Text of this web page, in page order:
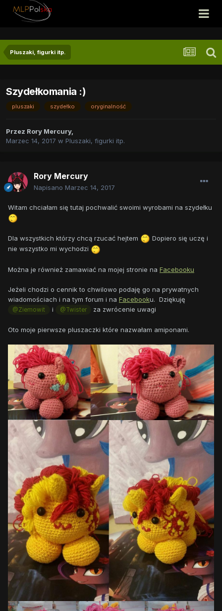
Pluszaki, figurki itp.
Szydełkomania :)
pluszaki szydełko oryginalność
Przez Rory Mercury,
Marzec 14, 2017 w Pluszaki, figurki itp.
Rory Mercury
Napisano Marzec 14, 2017
Witam chciałam się tutaj pochwalić swoimi wyrobami na szydełku
Dla wszystkich którzy chcą rzucać hejtem
Dopiero się uczę i
nie wszystko mi wychodzi
Można je również zamawiać na mojej stronie na Facebooku
Jeżeli chodzi o cennik to chwilowo podaję go na prywatnych
wiadomościach i na tym forum i na Facebooku. Dziękuję
@Ziemowit i @Twister za zwrócenie uwagi
Oto moje pierwsze pluszaczki które nazwałam amiponami.